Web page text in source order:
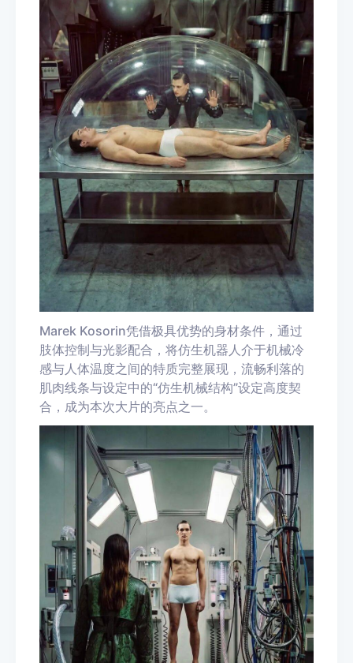
Marek Kosorin凭借极具优势的身材条件，通过
肢体控制与光影配合，将仿生机器人介于机械冷
感与人体温度之间的特质完整展现，流畅利落的
肌肉线条与设定中的“仿生机械结构”设定高度契
合，成为本次大片的亮点之一。